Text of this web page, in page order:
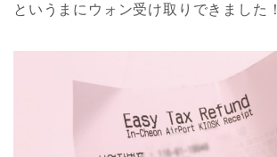
というまにウォン受け取りできました！